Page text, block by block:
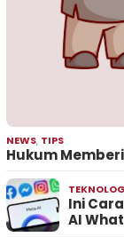
NEWS, TIPS
Hukum
Ini
AI